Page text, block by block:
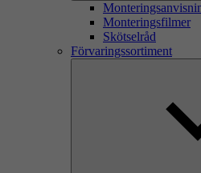
Monteringsfilmer
Skötselråd
Förvaringssortiment